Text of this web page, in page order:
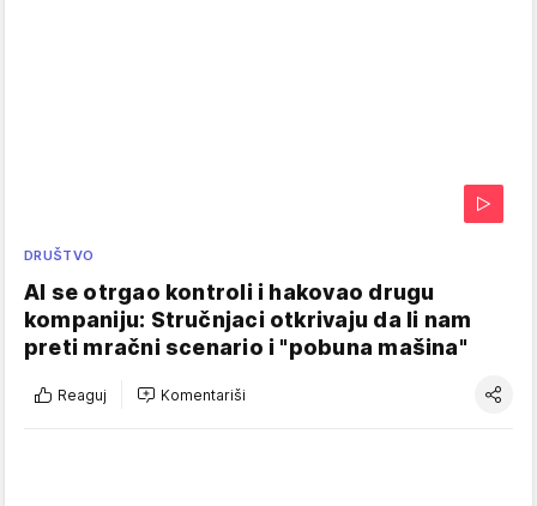
DRUŠTVO
AI se otrgao kontroli i hakovao drugu
kompaniju: Stručnjaci otkrivaju da li nam
preti mračni scenario i "pobuna mašina"
Reaguj Komentariši